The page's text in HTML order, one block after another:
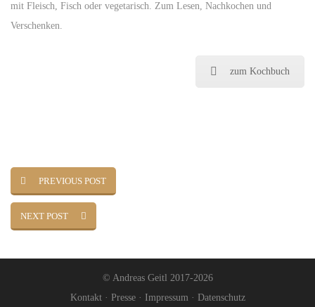
mit Fleisch, Fisch oder vegetarisch. Zum Lesen, Nachkochen und
Verschenken.
zum Kochbuch
PREVIOUS POST
NEXT POST
© Andreas Geitl 2017-2026
Kontakt· Presse· Impressum· Datenschutz